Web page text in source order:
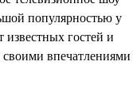
популярностью у
гостей и
впечатлениями